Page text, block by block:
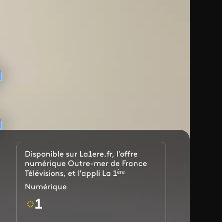
Disponible sur La1ere.fr, l'offre
numérique Outre-mer de France
Télévisions, et l'appli La 1ᵉ̀ʳᵉ
Numérique